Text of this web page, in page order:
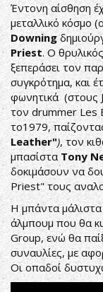
Έντονη αίσθηση
μεταλλικό κόσμο
Downing
Priest. Ο
ξεπεράσει τον
συγκρότημα, και
φωνητικά (στους
τον drummer Les
το1979,
Leather"), τον
μπασίσταTony
δοκιμάσουν να
Priest" τους
Η μπάντα μάλιστα
άλμπουμ που θα
Group, ενώ θα
συναυλίες, με
Oι οπαδοί